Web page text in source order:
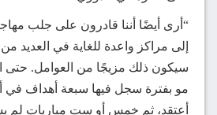
“أرى أيضًا أننا قادرون على جلب
إلى مراكز واعدة للغاية في العديد
سيكون ذلك مزيجًا من العوامل. حتى
مو بفترة سجل فيها سبعة أهداف في
أعتقد، ثم خمس أو ست مباريات لم